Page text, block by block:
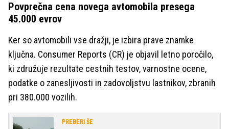
Povprečna cena novega avtomobila presega
45.000 evrov
Ker so avtomobili vse dražji, je izbira prave znamke
ključna. Consumer Reports (CR) je objavil letno poročilo,
ki združuje rezultate cestnih testov, varnostne ocene,
podatke o zanesljivosti in zadovoljstvu lastnikov, zbranih
pri 380.000 vozilih.
PREBERI ŠE